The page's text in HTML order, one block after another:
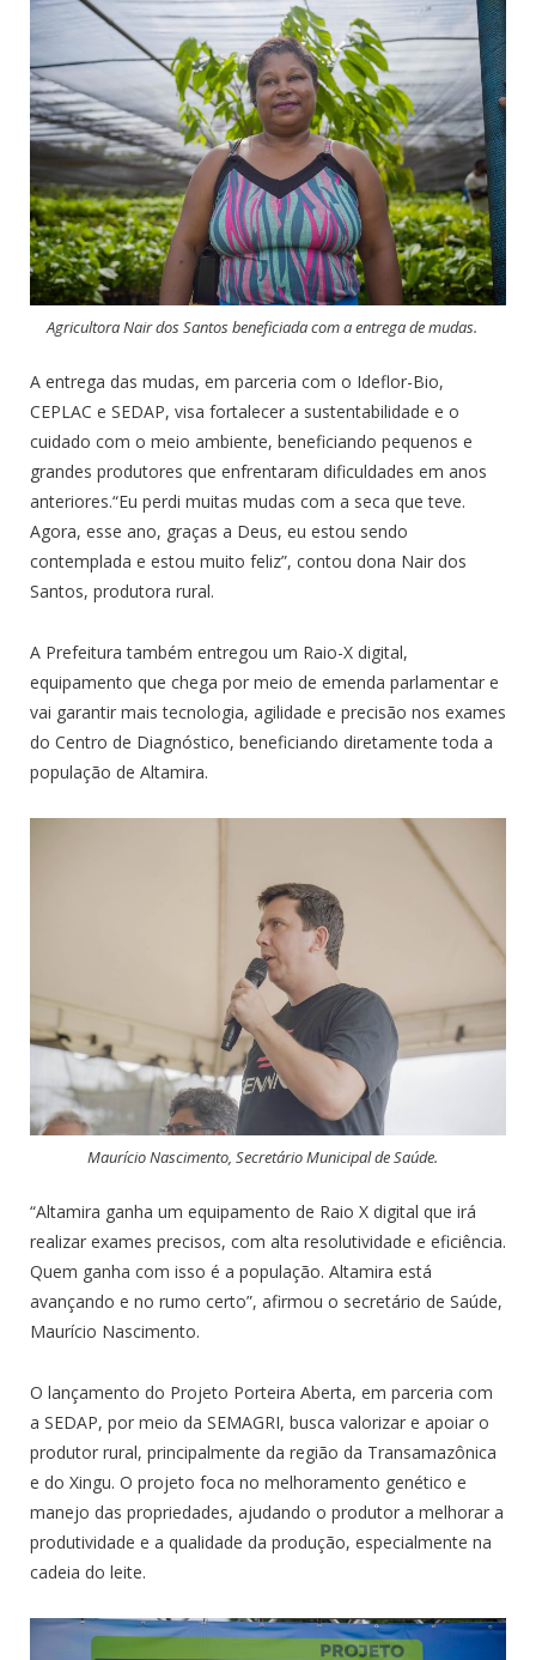
Agricultora Nair dos Santos beneficiada com a entrega de mudas.
A entrega das mudas, em parceria com o Ideflor-Bio,
CEPLAC e SEDAP, visa fortalecer a sustentabilidade e o
cuidado com o meio ambiente, beneficiando pequenos e
grandes produtores que enfrentaram dificuldades em anos
anteriores.“Eu perdi muitas mudas com a seca que teve.
Agora, esse ano, graças a Deus, eu estou sendo
contemplada e estou muito feliz”, contou dona Nair dos
Santos, produtora rural.
A Prefeitura também entregou um Raio-X digital,
equipamento que chega por meio de emenda parlamentar e
vai garantir mais tecnologia, agilidade e precisão nos exames
do Centro de Diagnóstico, beneficiando diretamente toda a
população de Altamira.
Maurício Nascimento, Secretário Municipal de Saúde.
“Altamira ganha um equipamento de Raio X digital que irá
realizar exames precisos, com alta resolutividade e eficiência.
Quem ganha com isso é a população. Altamira está
avançando e no rumo certo”, afirmou o secretário de Saúde,
Maurício Nascimento.
O lançamento do Projeto Porteira Aberta, em parceria com
a SEDAP, por meio da SEMAGRI, busca valorizar e apoiar o
produtor rural, principalmente da região da Transamazônica
e do Xingu. O projeto foca no melhoramento genético e
manejo das propriedades, ajudando o produtor a melhorar a
produtividade e a qualidade da produção, especialmente na
cadeia do leite.